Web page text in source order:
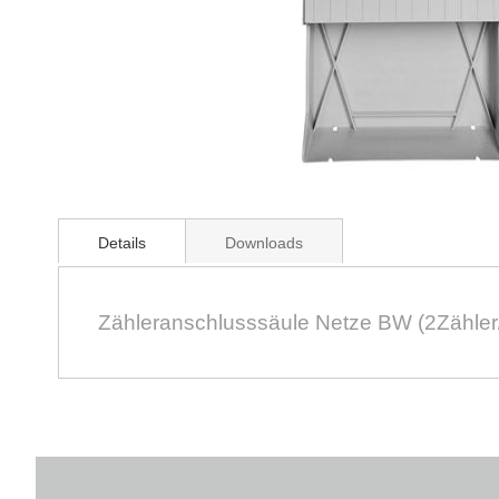
Anfang
der
springen
Details
Zähleranschlusssäule Netze BW
Downloads